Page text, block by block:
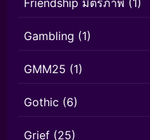
Friendship มิตรภาพ (1)
Gambling (1)
GMM25 (1)
Gothic (6)
Grief (25)